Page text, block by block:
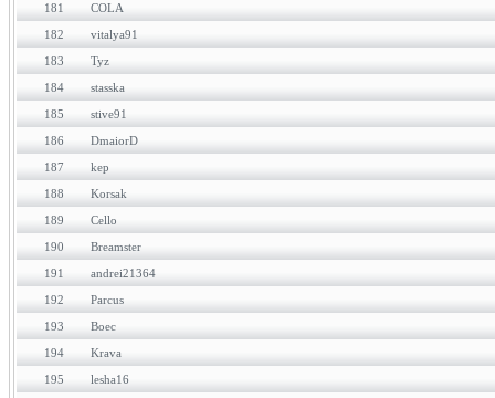
181
COLA
182
vitalya91
183
Tyz
184
stasska
185
stive91
186
DmaiorD
187
kep
188
Korsak
189
Cello
190
Breamster
191
andrei21364
192
Parcus
193
Boec
194
Krava
195
lesha16